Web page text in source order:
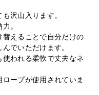
沢山入ります。
。
えることで自分だけの
でいただけます。
われる柔軟で丈夫なネ
ープが使用されていま